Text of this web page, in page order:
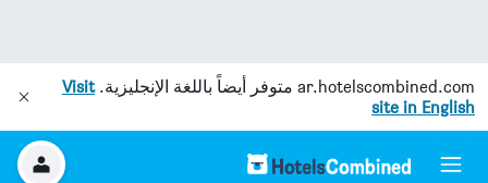
ar.hotelscombined.com متوفر أيضاً باللغة الإنجليزية.Visit
site in English